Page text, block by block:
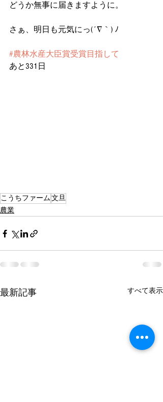
どうか無事に届きますように。
さぁ、明日も元気にっ(´∇｀) ﾉ
#農林水産大臣賞受賞目指して
あと331日
こうちファーム文旦
農業
最新記事 すべて表示